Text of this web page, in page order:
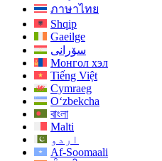
ภาษาไทย
Shqip
Gaeilge
سۆرانی
Монгол хэл
Tiếng Việt
Cymraeg
O‘zbekcha
বাংলা
Malti
اردو
Af-Soomaali